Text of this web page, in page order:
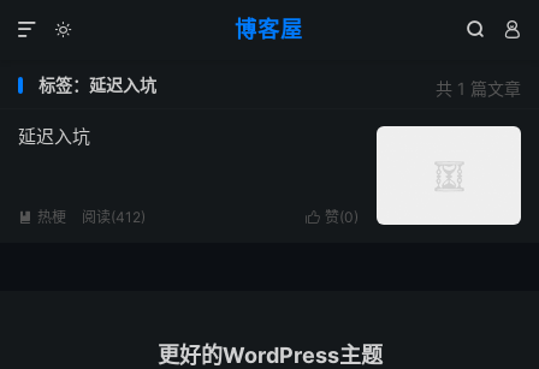
博客屋
  

共 1 篇文章
标签：延迟入坑
延迟入坑
 赞(0)
 热梗 阅读(412)
更好的WordPress主题